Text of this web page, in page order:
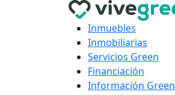
Inmuebles
Inmobiliarias
Servicios Green
Financiación
Información Green